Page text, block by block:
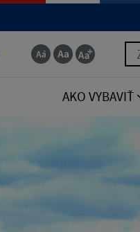
AKO VYBAVIŤ